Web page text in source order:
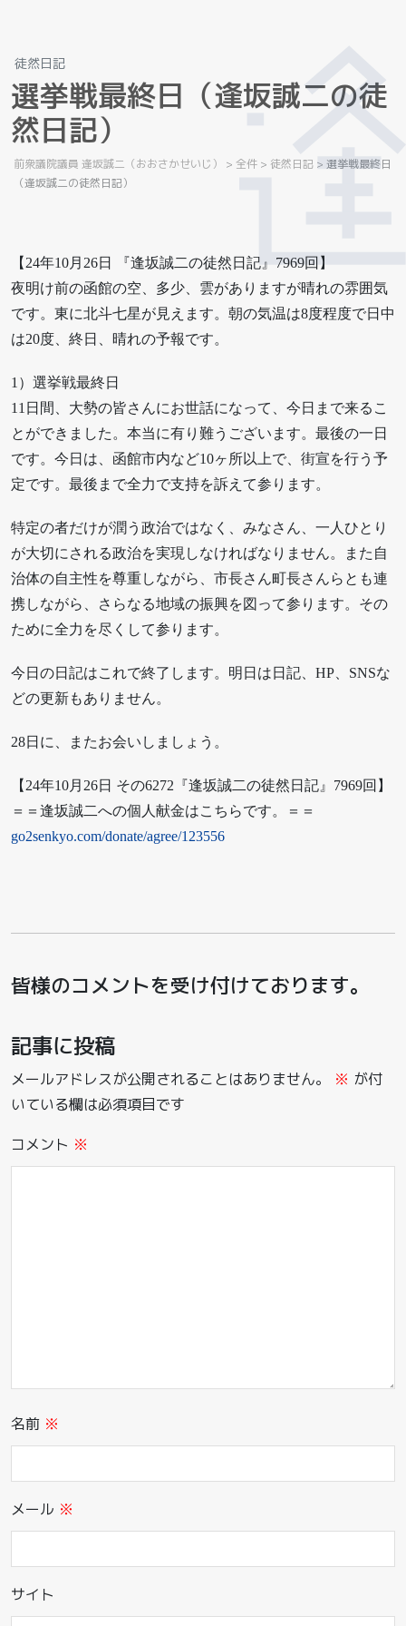
徒然日記
選挙戦最終日 （逢坂誠二の徒
然日記）
前衆議院議員 逢坂誠二（おおさかせいじ） > 全件 > 徒然日記 >選挙戦最終日
（逢坂誠二の徒然日記）
【24年10月26日 『逢坂誠二の徒然日記』7969回】
夜明け前の函館の空、多少、雲がありますが晴れの雰囲気
です。東に北斗七星が見えます。朝の気温は8度程度で日中
は20度、終日、晴れの予報です。
1）選挙戦最終日
11日間、大勢の皆さんにお世話になって、今日まで来るこ
とができました。本当に有り難うございます。最後の一日
です。今日は、函館市内など10ヶ所以上で、街宣を行う予
定です。最後まで全力で支持を訴えて参ります。
特定の者だけが潤う政治ではなく、みなさん、一人ひとり
が大切にされる政治を実現しなければなりません。また自
治体の自主性を尊重しながら、市長さん町長さんらとも連
携しながら、さらなる地域の振興を図って参ります。その
ために全力を尽くして参ります。
今日の日記はこれで終了します。明日は日記、HP、SNSな
どの更新もありません。
28日に、またお会いしましょう。
【24年10月26日 その6272『逢坂誠二の徒然日記』7969回】
＝＝逢坂誠二への個人献金はこちらです。＝＝
go2senkyo.com/donate/agree/123556
皆様のコメントを受け付けております。
記事に投稿
メールアドレスが公開されることはありません。 ※ が付
いている欄は必須項目です
コメント ※
名前 ※
メール ※
サイト